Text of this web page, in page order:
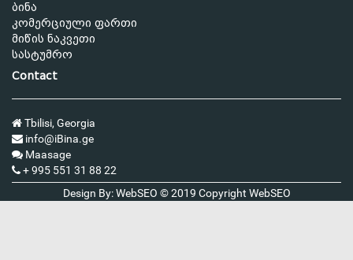
ბინა
კომერციული ფართი
მიწის ნაკვეთი
სასტუმრო
Contact
Tbilisi, Georgia
info@iBina.ge
Maasage
+ 995 551 31 88 22
Design By: WebSEO © 2019 Copyright WebSEO